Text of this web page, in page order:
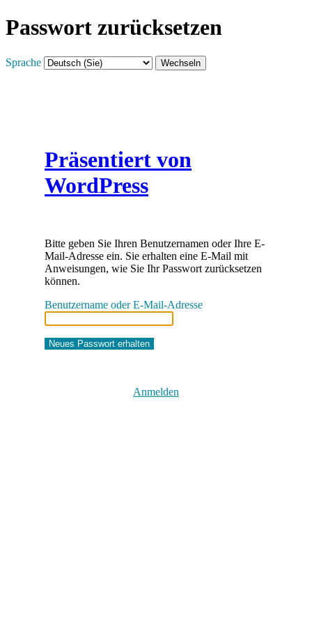
Passwort zurücksetzen
Präsentiert von
WordPress
Bitte geben Sie Ihren Benutzernamen oder Ihre E-
Mail-Adresse ein. Sie erhalten eine E-Mail mit
Anweisungen, wie Sie Ihr Passwort zurücksetzen
können.
Benutzername oder E-Mail-Adresse
Anmelden
Sprache